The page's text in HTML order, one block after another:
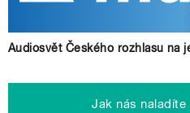
Audiosvět Českého rozhlasu na
Jak nás naladíte